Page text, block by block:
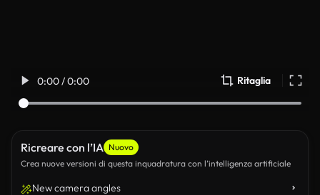
0:00 / 0:00 Ritaglia
Ricreare con l’IA Nuovo
Crea nuove versioni di questa inquadratura con l’intelligenza artificiale
New camera angles